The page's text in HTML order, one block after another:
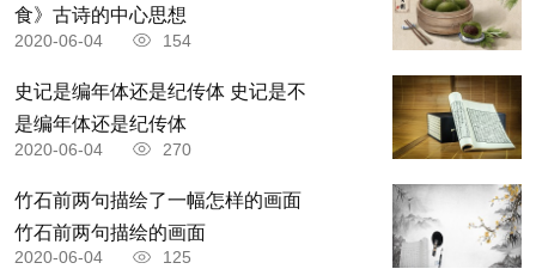
食》古诗的中心思想
2020-06-04 154
史记是编年体还是纪传体 史记是不
是编年体还是纪传体
2020-06-04 270
竹石前两句描绘了一幅怎样的画面
竹石前两句描绘的画面
2020-06-04 125